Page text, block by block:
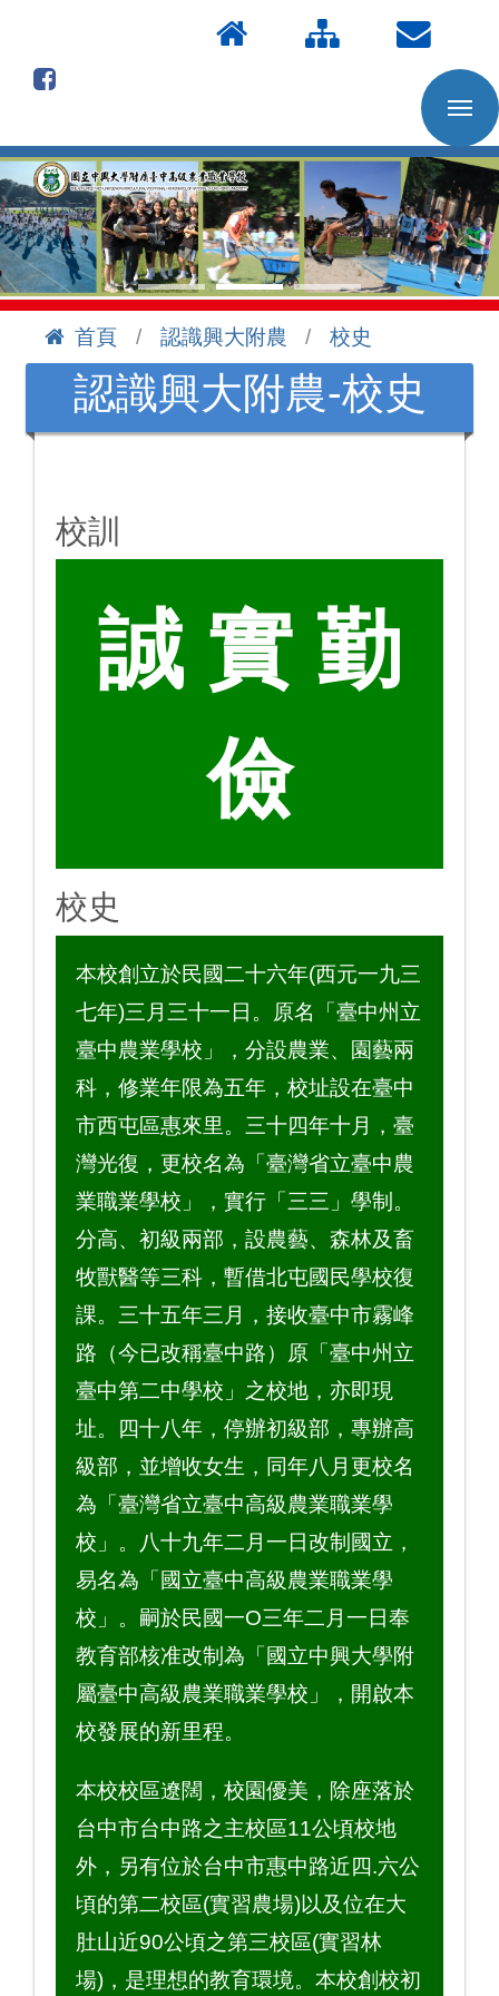
容
區
首頁 認識興大附農
校史
認識興大附農-校史
校訓
誠 實 勤
儉
校史
本校創立於民國二十六年(西元一九三
七年)三月三十一日。原名「臺中州立
臺中農業學校」，分設農業、園藝兩
科，修業年限為五年，校址設在臺中
市西屯區惠來里。三十四年十月，臺
灣光復，更校名為「臺灣省立臺中農
業職業學校」，實行「三三」學制。
分高、初級兩部，設農藝、森林及畜
牧獸醫等三科，暫借北屯國民學校復
課。三十五年三月，接收臺中市霧峰
路（今已改稱臺中路）原「臺中州立
臺中第二中學校」之校地，亦即現
址。四十八年，停辦初級部，專辦高
級部，並增收女生，同年八月更校名
為「臺灣省立臺中高級農業職業學
校」。八十九年二月一日改制國立，
易名為「國立臺中高級農業職業學
校」。嗣於民國一O三年二月一日奉
教育部核准改制為「國立中興大學附
屬臺中高級農業職業學校」，開啟本
校發展的新里程。
本校校區遼闊，校園優美，除座落於
台中市台中路之主校區11公頃校地
外，另有位於台中市惠中路近四.六公
頃的第二校區(實習農場)以及位在大
肚山近90公頃之第三校區(實習林
場)，是理想的教育環境。本校創校初